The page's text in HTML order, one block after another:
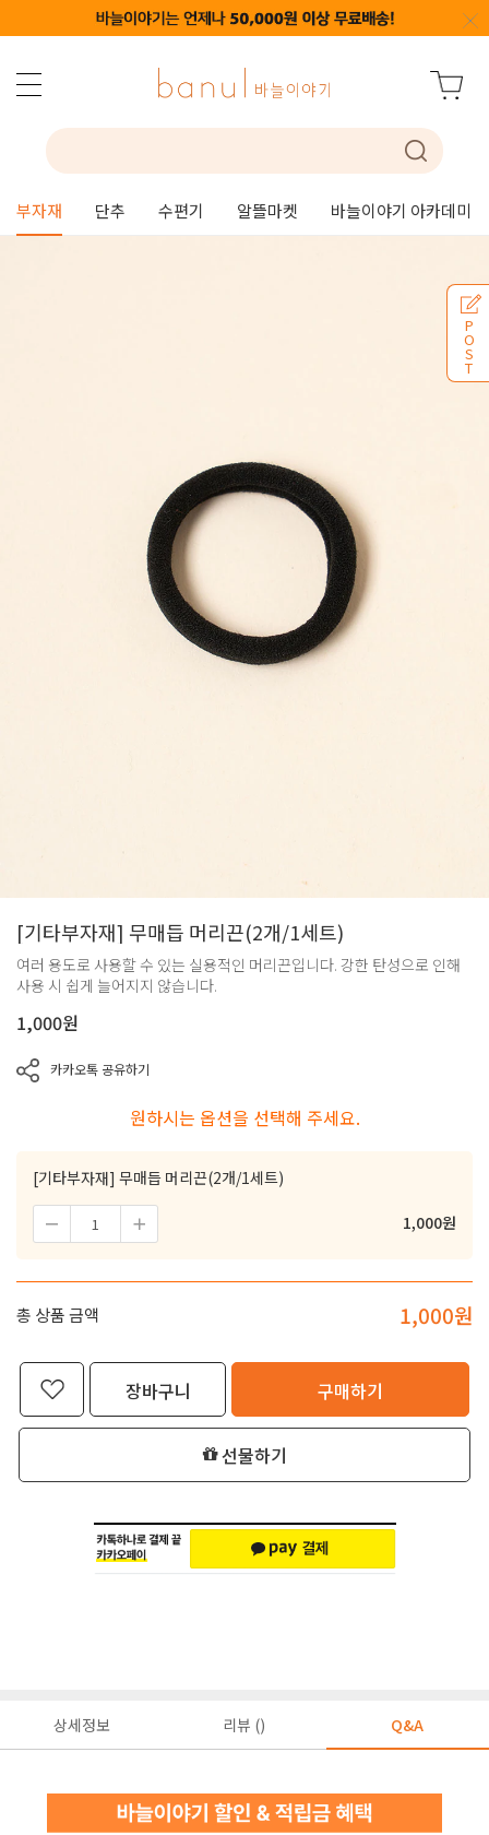
부자재 단추 수편기 알뜰마켓 바늘이야기 아카데미
P
O
S
T
[기타부자재] 무매듭 머리끈(2개/1세트)
여러 용도로 사용할 수 있는 실용적인 머리끈입니다. 강한 탄성으로 인해
사용 시 쉽게 늘어지지 않습니다.
1,000원
카카오톡 공유하기
원하시는 옵션을 선택해 주세요.
[기타부자재] 무매듭 머리끈(2개/1세트)
1,000원
총 상품 금액 1,000원
장바구니 구매하기
선물하기
상세정보 리뷰 () Q&A